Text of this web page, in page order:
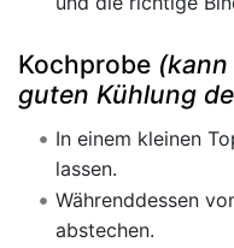
Kochprobe
guten Kühlung
In einem kleinen
lassen.
Währenddessen
abstechen.